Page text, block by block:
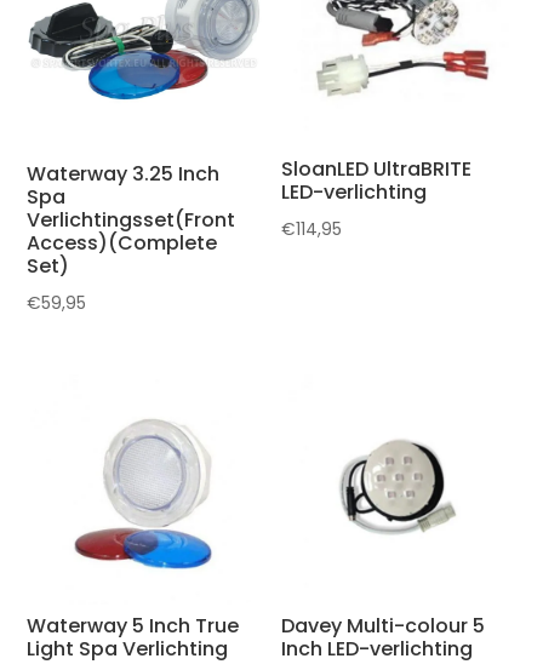
Waterway 3.25 Inch
Spa
Verlichtingsset(Front
Access)(Complete
Set)
€59,95
SloanLED UltraBRITE
LED-verlichting
€114,95
Waterway 5 Inch True
Light Spa Verlichting
Davey Multi-colour 5
Inch LED-verlichting